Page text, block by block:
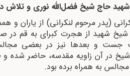
شهید حاج شیخ فضل‌اللّه‌ نورى و تلاش
(پدر مرحوم لنکرانى) از یاران و
شیخ شهید از هجرت کبراى به قم در
جست و بعدها نیز در بعضى
شیخ در آن زاویه مقدسه، حاضر
مجالس به همراه برده بود.